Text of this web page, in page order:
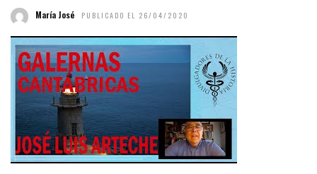
María José PUBLICADO EL 26/04/2020